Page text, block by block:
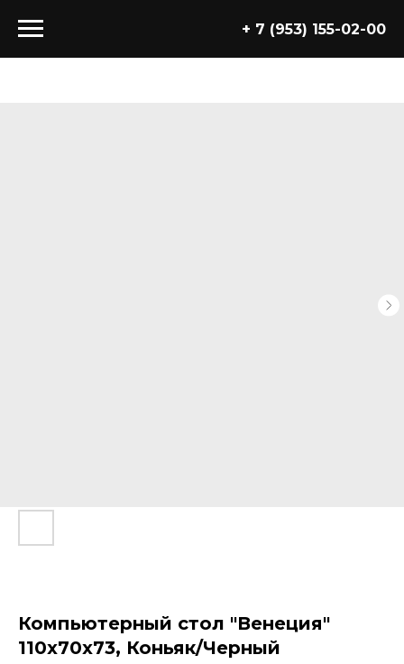
+ 7 (953) 155-02-00
Компьютерный стол "Венеция"
110x70x73, Коньяк/Черный